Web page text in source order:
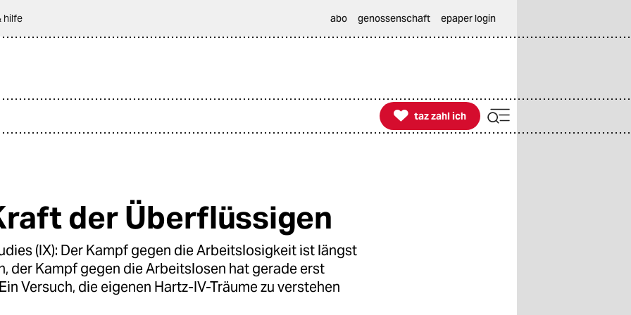
hilfe abo genossenschaft epaper login

taz zahl ich
taz zahl ich
der Überflüssigen
(IX): Der Kampf gegen die Arbeitslosigkeit ist längst
der Kampf gegen die Arbeitslosen hat gerade erst
Versuch, die eigenen Hartz-IV-Träume zu verstehen